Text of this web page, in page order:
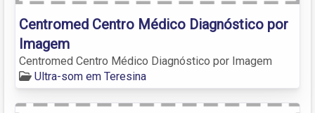
Centromed Centro Médico Diagnóstico por
Imagem
Centromed Centro Médico Diagnóstico por Imagem
Ultra-som em Teresina